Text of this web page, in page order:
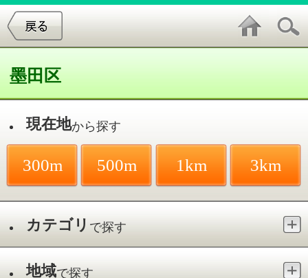
300m 500m
カテゴリ
最寄駅 で探す
3件中1～3件を表示